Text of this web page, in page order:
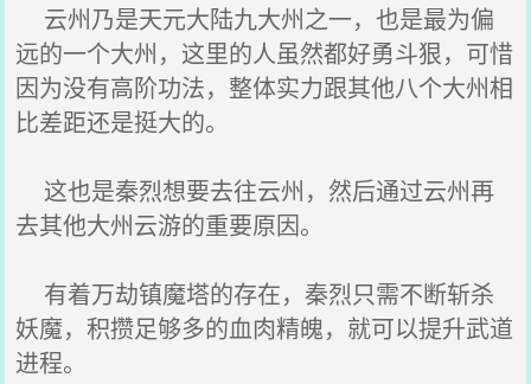
云州乃是天元大陆九大州之一，也是最为偏
远的一个大州，这里的人虽然都好勇斗狠，可惜
因为没有高阶功法，整体实力跟其他八个大州相
比差距还是挺大的。
这也是秦烈想要去往云州，然后通过云州再
去其他大州云游的重要原因。
有着万劫镇魔塔的存在，秦烈只需不断斩杀
妖魔，积攒足够多的血肉精魄，就可以提升武道
进程。